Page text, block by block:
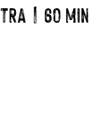
| 60 MIN